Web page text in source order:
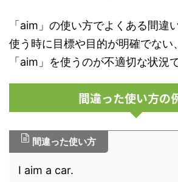
「aim」の使い方でよくある間違
使う時に目標や目的が明確でない
「aim」を使うのが不適切な状況
間違った使い方の
間違った使い方
I aim a car.